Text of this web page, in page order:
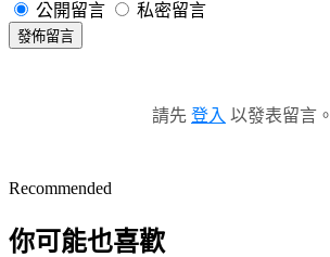
公開留言 私密留言
發佈留言
請先 登入 以發表留言。
Recommended
你可能也喜歡